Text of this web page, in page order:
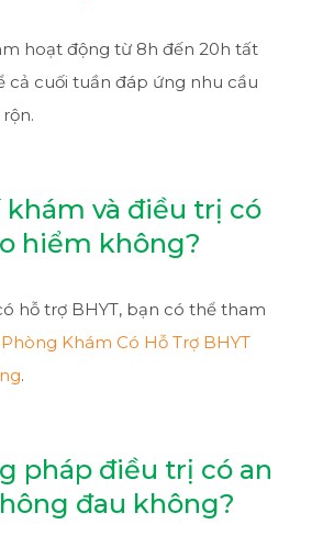
hoạt động từ 8h đến 20h tất
cả cuối tuần đáp ứng nhu cầu
khám và điều trị có
hiểm không?
hỗ trợ BHYT, bạn có thể tham
Phòng Khám Có Hỗ Trợ BHYT
.
pháp điều trị có an
đau không?